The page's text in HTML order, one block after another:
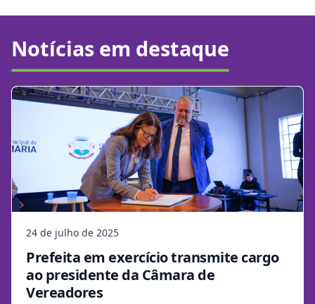
Notícias em destaque
24 de julho de 2025
Prefeita em exercício transmite cargo
ao presidente da Câmara de
Vereadores